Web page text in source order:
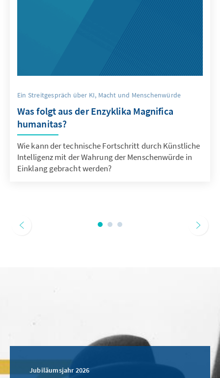
Ein Streitgespräch über KI, Macht und Menschenwürde
Was folgt aus der Enzyklika Magnifica
humanitas?
Wie kann der technische Fortschritt durch Künstliche
Intelligenz mit der Wahrung der Menschenwürde in
Einklang gebracht werden?
Jubiläumsjahr 2026